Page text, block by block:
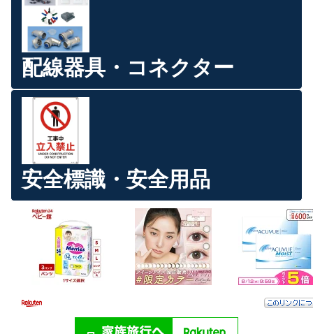
配線器具・コネクター
安全標識・安全用品